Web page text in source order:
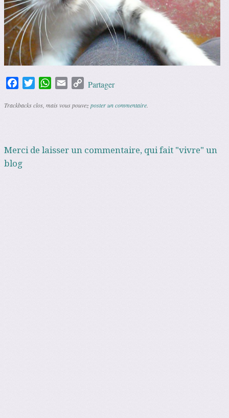
FacebookTwitterWhatsApp
Email Copy
Partager
Trackbacks clos, mais vous pouvezposter un commentaire
Merci de laisser un commentaire, qui fait "vivre" un
blog